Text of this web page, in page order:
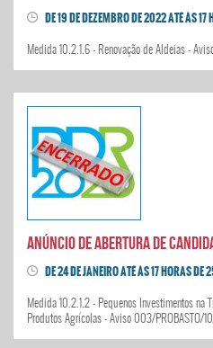
DE 19 DE DEZEMBRO DE 2022 ATÉ ÀS 17 HORAS DE 28 DE
Medida 10.2.1.6 - Renovação de Aldeias -
DE 24 DE JANEIRO ATÉ ÀS 17 HORAS
Medida 10.2.1.2 - Pequenos Investimentos na
Produtos Agrícolas - Aviso 003/PROBASTO/